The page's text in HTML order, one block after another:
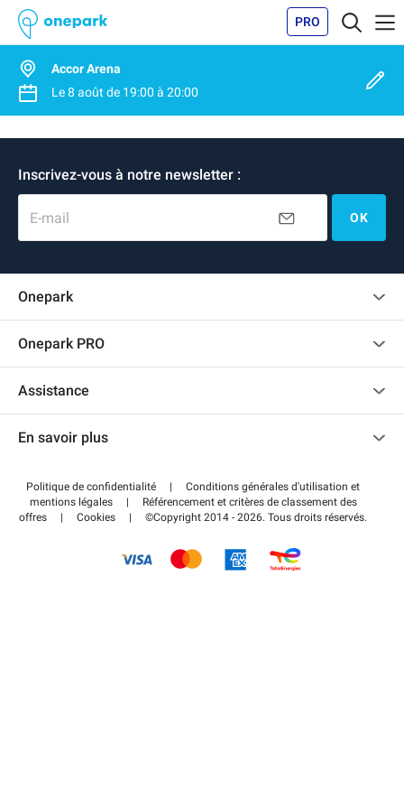
PRO
Accor Arena
Le8 août de 19:00 à 20:00
Inscrivez-vous à notre newsletter :
E-mail OK
Onepark
Recrutement
Onepark PRO
Accéder à mon espace partenaire
Assistance
Centre d'aide
Régler votre stationnement FLOW
En savoir plus
Wiki
Guide du stationnement
Politique de confidentialité |
Conditions générales d'utilisation et
mentions légales
|
Référencement et critères de classement des
offres
| Cookies | ©Copyright 2014 - 2026. Tous droits réservés.